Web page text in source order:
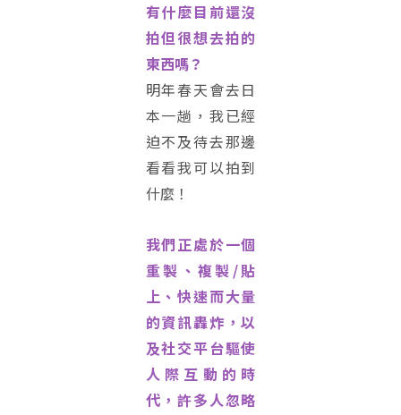
有什麼目前還沒
拍但很想去拍的
東西嗎？
明年春天會去日
本一趟，我已經
迫不及待去那邊
看看我可以拍到
什麼！
我們正處於一個
重製、複製/貼
上、快速而大量
的資訊轟炸，以
及社交平台驅使
人際互動的時
代，許多人忽略